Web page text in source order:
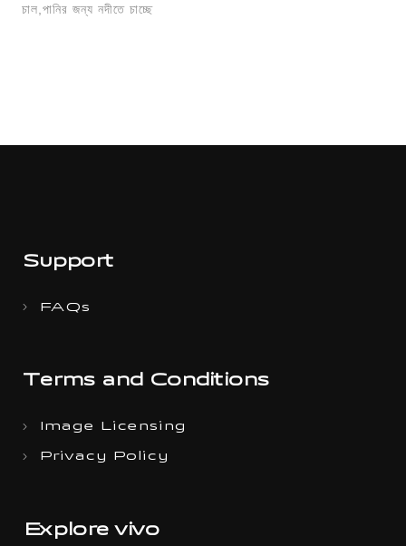
চাল,পানির জন্য নদীতে চাচ্ছে
Support
FAQs
Terms and Conditions
Image Licensing
Privacy Policy
Explore vivo